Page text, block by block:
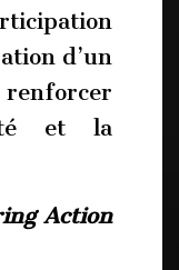
d’un
et la
Action